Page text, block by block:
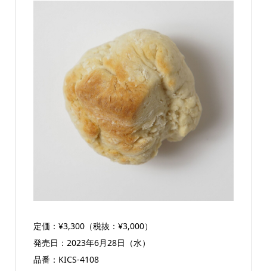
定価：¥3,300（税抜：¥3,000）
発売日：2023年6月28日（水）
品番：KICS-4108